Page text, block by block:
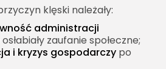
klęski należały:
administracji
zaufanie społeczne;
i kryzys gospodarczy po